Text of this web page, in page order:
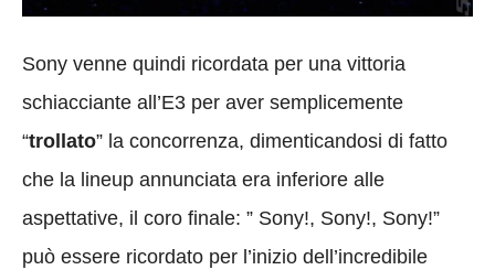
Sony venne quindi ricordata per una vittoria
schiacciante all’E3 per aver semplicemente
“trollato” la concorrenza, dimenticandosi di fatto
che la lineup annunciata era inferiore alle
aspettative, il coro finale: ” Sony!, Sony!, Sony!”
può essere ricordato per l’inizio dell’incredibile